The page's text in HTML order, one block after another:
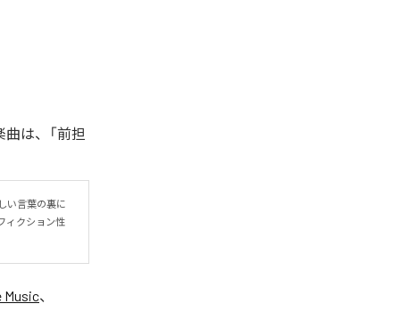
は、「前担
い言葉の裏に
ィクション性
Music、